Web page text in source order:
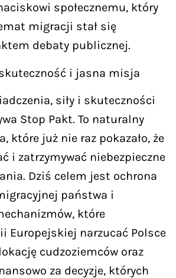
społecznemu, który
migracji stał się
debaty publicznej.
i jasna misja
siły i skuteczności
Stop Pakt. To naturalny
które już nie raz pokazało, że
i zatrzymywać niebezpieczne
Dziś celem jest ochrona
państwa i
które
Europejskiej narzucać Polsce
cudzoziemców oraz
za decyzje, których